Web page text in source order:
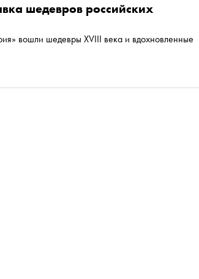
шедевров российских
вошли шедевры XVIII века и вдохновленные